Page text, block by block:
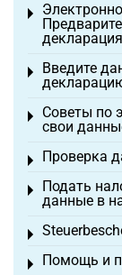
декларация
Toggle menu
Введите
Toggle menu
Советы по
свои
Toggle menu
Проверка
Toggle menu
Подать
данные в
Toggle menu
Toggle menu
Помощь и
Toggle menu